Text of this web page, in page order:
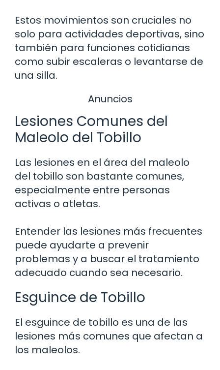
Estos movimientos son cruciales no
solo para actividades deportivas, sino
también para funciones cotidianas
como subir escaleras o levantarse de
una silla.
Anuncios
Lesiones Comunes del
Maleolo del Tobillo
Las lesiones en el área del maleolo
del tobillo son bastante comunes,
especialmente entre personas
activas o atletas.
Entender las lesiones más frecuentes
puede ayudarte a prevenir
problemas y a buscar el tratamiento
adecuado cuando sea necesario.
Esguince de Tobillo
El esguince de tobillo es una de las
lesiones más comunes que afectan a
los maleolos.